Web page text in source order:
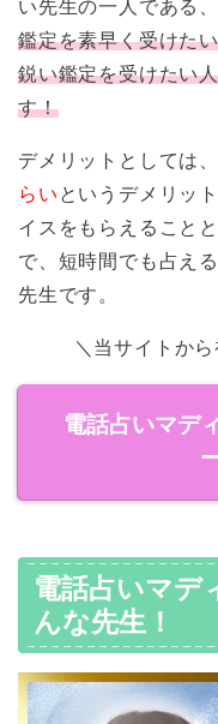
い先生の一人である、
鑑定を素早く受けた
鋭い鑑定を受けたい
す！
デメリットとしては
らい というデメリッ
イスをもらえること
で、短時間でも占え
先生です。
＼当サイトか
電話占いマデ
電話占いマデ
んな先生！